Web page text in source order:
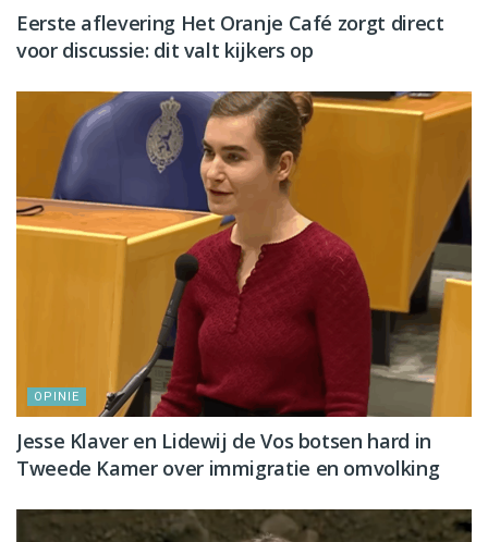
Eerste aflevering Het Oranje Café zorgt direct
voor discussie: dit valt kijkers op
OPINIE
Jesse Klaver en Lidewij de Vos botsen hard in
Tweede Kamer over immigratie en omvolking